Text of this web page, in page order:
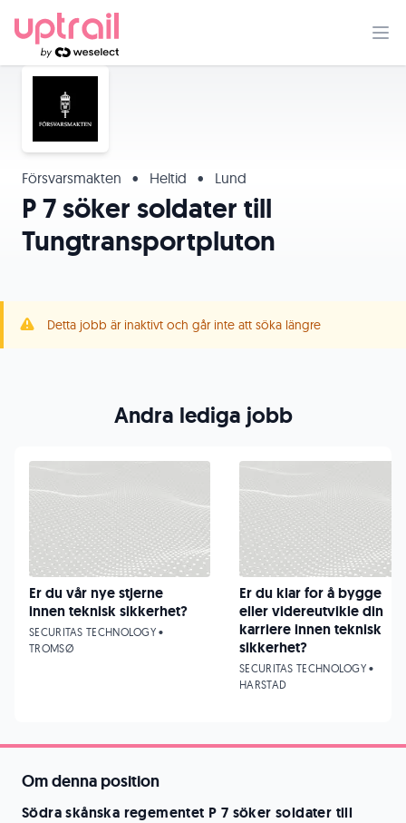
Försvarsmakten • Heltid • Lund
P 7 söker soldater till
Tungtransportpluton
Detta jobb är inaktivt och går inte att söka längre
Om denna position
Södra skånska regementet P 7 söker soldater till
Andra lediga jobb
Er du vår nye stjerne
innen teknisk sikkerhet?
SECURITAS TECHNOLOGY •
TROMSØ
Er du klar for å bygge
eller videreutvikle din
karriere innen teknisk
sikkerhet?
SECURITAS TECHNOLOGY •
HARSTAD